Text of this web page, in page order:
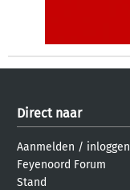
Direct naar
Aanmelden / inloggen
Feyenoord Forum
Stand